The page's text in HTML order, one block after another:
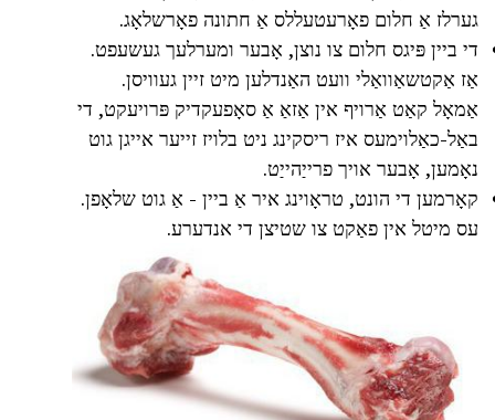
גערלז אַ חלום פאָרעטעללס אַ חתונה פאָרשלאָג.
די ביין פּיגס חלום צו נוצן, אָבער ומערלעך געשעפט.
אַז אַקטשאַוואַלי וועט האַנדלען מיט זיין געוויסן.
אַמאָל קאַט אַרויף אין אַזאַ אַ סאָפעקדיק פּרויעקט, די
באַל-כאַלוימעס איז ריסקינג ניט בלויז זייער אייגן גוט
נאָמען, אָבער אויך פרייַהייַט.
קאָרמען די הונט, טראָוינג איר אַ ביין - אַ גוט שלאָפן.
עס מיטל אין פאַקט צו שטיצן די אנדערע.